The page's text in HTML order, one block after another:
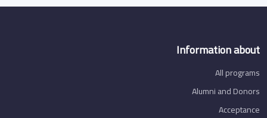
Information about
All programs
Alumni and Donors
Acceptance